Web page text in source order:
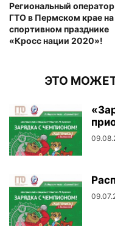
Региональный оператор
ГТО в Пермском крае на
спортивном празднике
«Кросс нации 2020»!
ЭТО